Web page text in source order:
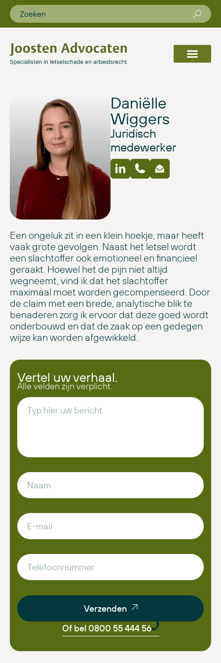
Daniëlle
Wiggers
Juridisch
medewerker
Een ongeluk zit in een klein hoekje, maar heeft
vaak grote gevolgen. Naast het letsel wordt
een slachtoffer ook emotioneel en financieel
geraakt. Hoewel het de pijn niet altijd
wegneemt, vind ik dat het slachtoffer
maximaal moet worden gecompenseerd. Door
de claim met een brede, analytische blik te
benaderen zorg ik ervoor dat deze goed wordt
onderbouwd en dat de zaak op een gedegen
wijze kan worden afgewikkeld.
Vertel uw verhaal.
Alle velden zijn verplicht.
Verzenden
Of bel 0800 55 444 56